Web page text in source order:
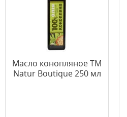
Масло конопляное ТМ
Natur Boutique 250 мл